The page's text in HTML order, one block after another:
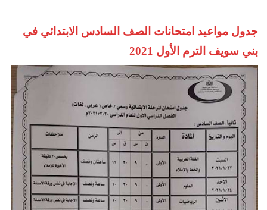
جدول مواعيد امتحانات الصف السادس الابتدائي في
بني سويف الترم الأول 2021